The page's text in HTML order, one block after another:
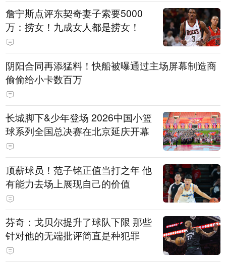
詹宁斯点评东契奇妻子索要5000
万：捞女！九成女人都是捞女！
阴阳合同再添猛料！快船被曝通过主场屏幕制造商
偷偷给小卡数百万
长城脚下&少年登场 2026中国小篮
球系列全国总决赛在北京延庆开幕
顶薪球员！范子铭正值当打之年 他
有能力去场上展现自己的价值
芬奇：戈贝尔提升了球队下限 那些
针对他的无端批评简直是种犯罪